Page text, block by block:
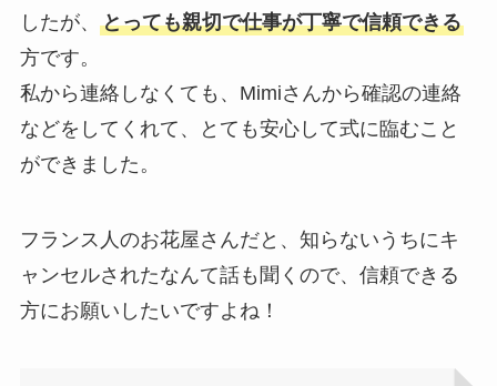
したが、 とっても親切で仕事が丁寧で信頼できる
方です。
私から連絡しなくても、Mimiさんから確認の連絡
などをしてくれて、とても安心して式に臨むこと
ができました。
フランス人のお花屋さんだと、知らないうちにキ
ャンセルされたなんて話も聞くので、信頼できる
方にお願いしたいですよね！